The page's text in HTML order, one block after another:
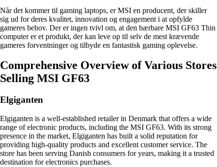
Når det kommer til gaming laptops, er MSI en producent, der skiller
sig ud for deres kvalitet, innovation og engagement i at opfylde
gameres behov. Der er ingen tvivl om, at den bærbare MSI GF63 Thin
computer er et produkt, der kan leve op til selv de mest krævende
gameres forventninger og tilbyde en fantastisk gaming oplevelse.
Comprehensive Overview of Various Stores
Selling MSI GF63
Elgiganten
Elgiganten is a well-established retailer in Denmark that offers a wide
range of electronic products, including the MSI GF63. With its strong
presence in the market, Elgiganten has built a solid reputation for
providing high-quality products and excellent customer service. The
store has been serving Danish consumers for years, making it a trusted
destination for electronics purchases.